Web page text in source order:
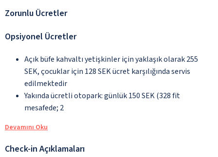
Zorunlu Ücretler
Opsiyonel Ücretler
Açık büfe kahvaltı yetişkinler için yaklaşık olarak 255
SEK, çocuklar için 128 SEK ücret karşılığında servis
edilmektedir
Yakında ücretli otopark: günlük 150 SEK (328 fit
mesafede; 2
Devamını Oku
Check-in Açıklamaları